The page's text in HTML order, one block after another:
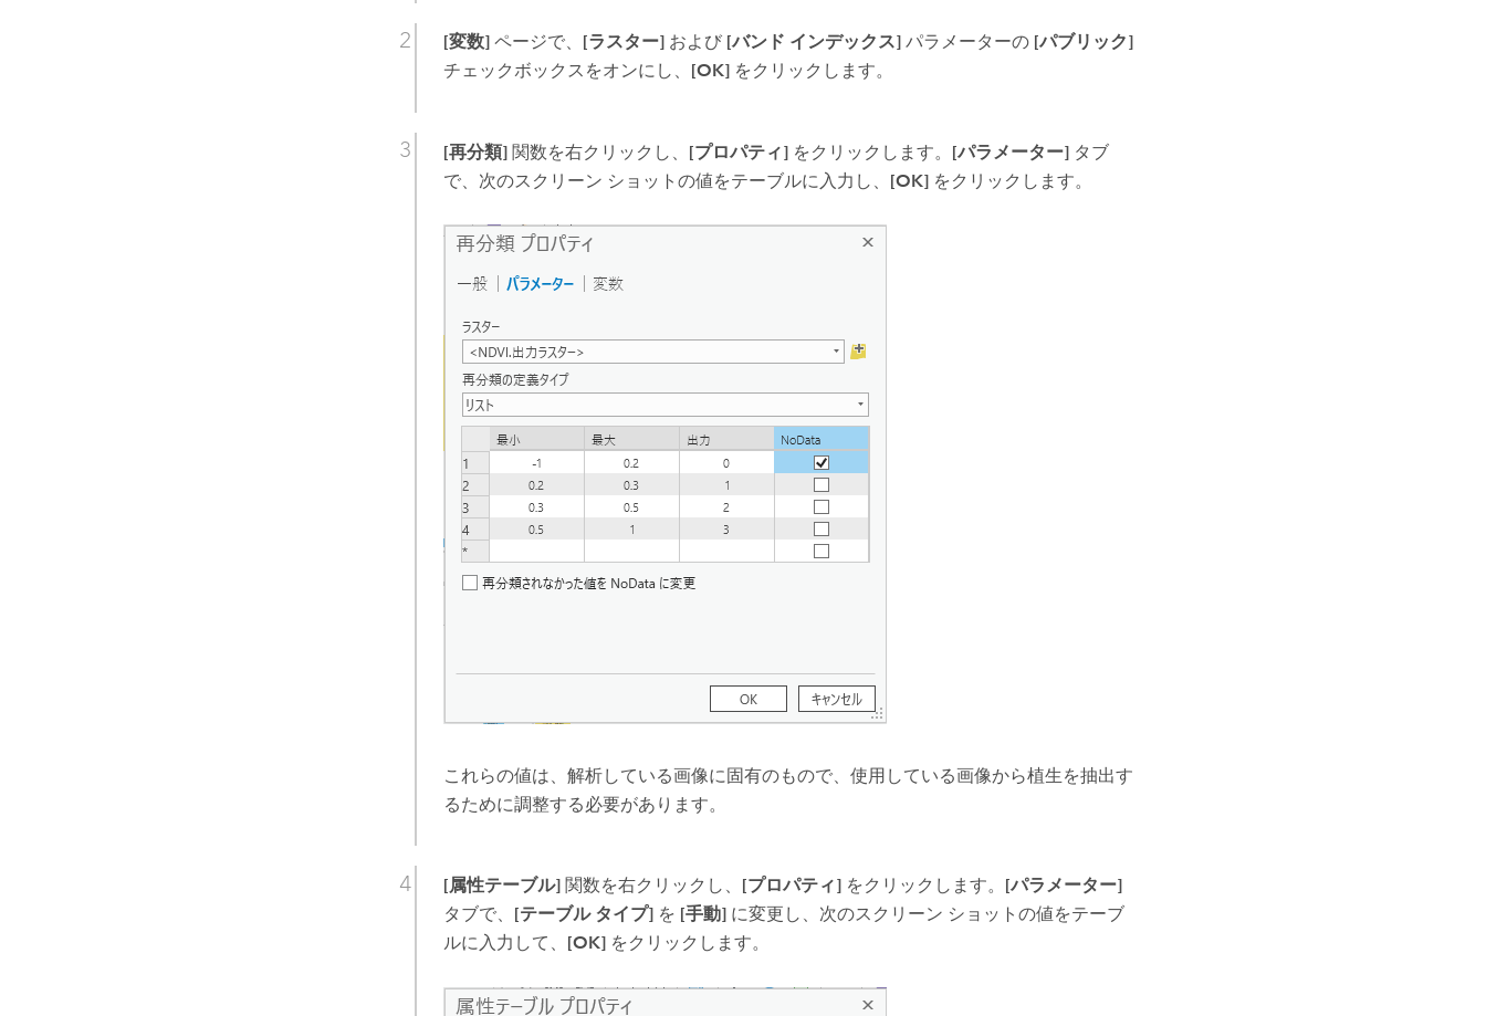
[変数] ページで、 [ラスター] および [バンド インデックス] パラメーターの [パブリック]
チェックボックスをオンにし、 [OK] をクリックします。
[再分類] 関数を右クリックし、 [プロパティ] をクリックします。 [パラメーター] タブ
で、次のスクリーン ショットの値をテーブルに入力し、 [OK] をクリックします。
これらの値は、解析している画像に固有のもので、使用している画像から植生を抽出す
るために調整する必要があります。
[属性テーブル] 関数を右クリックし、 [プロパティ] をクリックします。 [パラメーター]
タブで、 [テーブル タイプ] を [手動] に変更し、次のスクリーン ショットの値をテーブ
ルに入力して、 [OK] をクリックします。